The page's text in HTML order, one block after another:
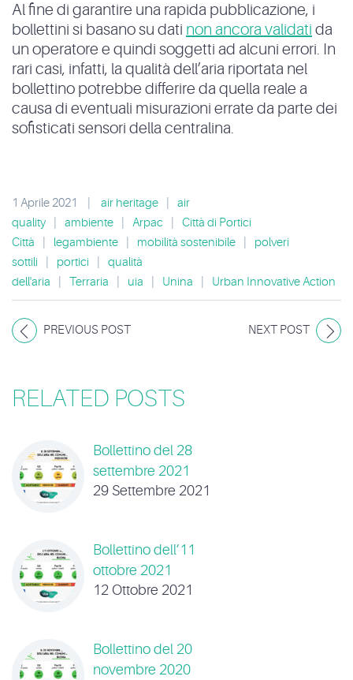
Al fine di garantire una rapida pubblicazione, i
bollettini si basano su dati non ancora validati da
un operatore e quindi soggetti ad alcuni errori. In
rari casi, infatti, la qualità dell’aria riportata nel
bollettino potrebbe differire da quella reale a
causa di eventuali misurazioni errate da parte dei
sofisticati sensori della centralina.
1 Aprile 2021 air heritage
air
quality
ambiente Arpac
Città di Portici
Città
legambiente mobilità sostenibile
polveri
sottili
portici
qualità
dell'aria
Terraria uia Unina Urban Innovative Action
PREVIOUS POST NEXT POST
RELATED POSTS
Bollettino del 28
settembre 2021
29 Settembre 2021
Bollettino dell’11
ottobre 2021
12 Ottobre 2021
Bollettino del 20
novembre 2020